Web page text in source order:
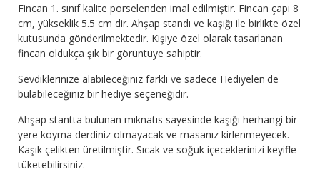
Fincan 1. sınıf kalite porselenden imal edilmiştir. Fincan çapı 8
cm, yükseklik 5.5 cm dir. Ahşap standı ve kaşığı ile birlikte özel
kutusunda gönderilmektedir. Kişiye özel olarak tasarlanan
fincan oldukça şık bir görüntüye sahiptir.
Sevdiklerinize alabileceğiniz farklı ve sadece Hediyelen'de
bulabileceğiniz bir hediye seçeneğidir.
Ahşap stantta bulunan mıknatıs sayesinde kaşığı herhangi bir
yere koyma derdiniz olmayacak ve masanız kirlenmeyecek.
Kaşık çelikten üretilmiştir. Sıcak ve soğuk içeceklerinizi keyifle
tüketebilirsiniz.